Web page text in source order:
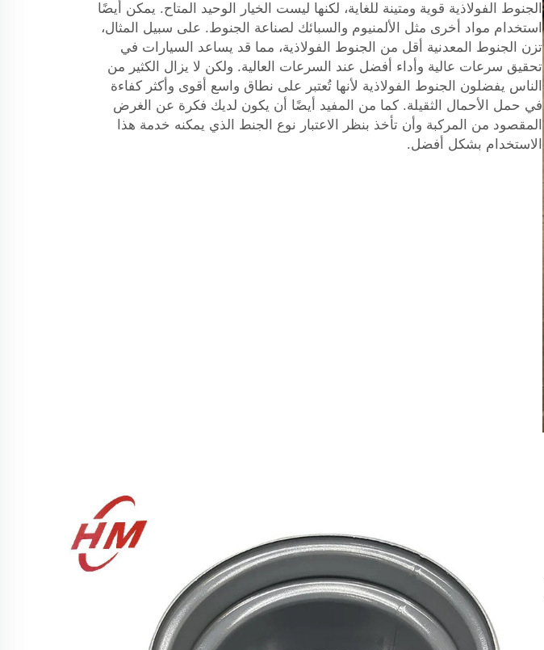
الجنوط الفولاذية قوية ومتينة للغاية، لكنها ليست الخيار الوحيد المتاح. يمكن أيضًا
استخدام مواد أخرى مثل الألمنيوم والسبائك لصناعة الجنوط. على سبيل المثال،
تزن الجنوط المعدنية أقل من الجنوط الفولاذية، مما قد يساعد السيارات في
تحقيق سرعات عالية وأداء أفضل عند السرعات العالية. ولكن لا يزال الكثير من
الناس يفضلون الجنوط الفولاذية لأنها تُعتبر على نطاق واسع أقوى وأكثر كفاءة
في حمل الأحمال الثقيلة. كما من المفيد أيضًا أن يكون لديك فكرة عن الغرض
المقصود من المركبة وأن تأخذ بنظر الاعتبار نوع الجنط الذي يمكنه خدمة هذا
الاستخدام بشكل أفضل.